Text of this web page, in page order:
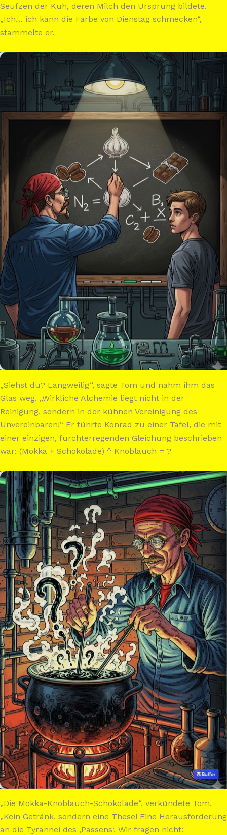
Seufzen der Kuh, deren Milch den Ursprung bildete.
„Ich… ich kann die Farbe von Dienstag schmecken“,
stammelte er.
„Siehst du? Langweilig“, sagte Tom und nahm ihm das
Glas weg. „Wirkliche Alchemie liegt nicht in der
Reinigung, sondern in der kühnen Vereinigung des
Unvereinbaren!“ Er führte Konrad zu einer Tafel, die mit
einer einzigen, furchterregenden Gleichung beschrieben
war: (Mokka + Schokolade) ^ Knoblauch = ?
„Die Mokka-Knoblauch-Schokolade“, verkündete Tom.
„Kein Getränk, sondern eine These! Eine Herausforderung
an die Tyrannei des ‚Passens‘. Wir fragen nicht: